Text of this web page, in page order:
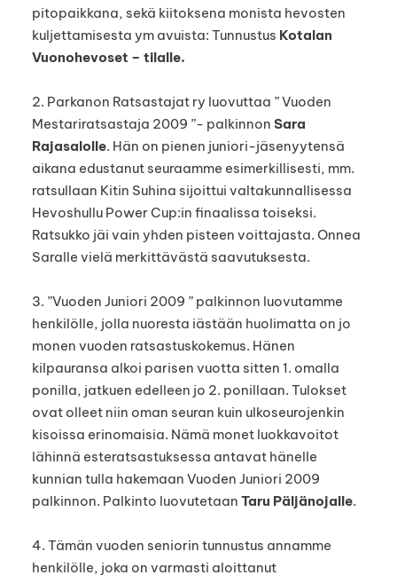
pitopaikkana, sekä kiitoksena monista hevosten
kuljettamisesta ym avuista: Tunnustus Kotalan
Vuonohevoset – tilalle.
2. Parkanon Ratsastajat ry luovuttaa ” Vuoden
Mestariratsastaja 2009 ”- palkinnon Sara
Rajasalolle. Hän on pienen juniori-jäsenyytensä
aikana edustanut seuraamme esimerkillisesti, mm.
ratsullaan Kitin Suhina sijoittui valtakunnallisessa
Hevoshullu Power Cup:in finaalissa toiseksi.
Ratsukko jäi vain yhden pisteen voittajasta. Onnea
Saralle vielä merkittävästä saavutuksesta.
3. ”Vuoden Juniori 2009 ” palkinnon luovutamme
henkilölle, jolla nuoresta iästään huolimatta on jo
monen vuoden ratsastuskokemus. Hänen
kilpauransa alkoi parisen vuotta sitten 1. omalla
ponilla, jatkuen edelleen jo 2. ponillaan. Tulokset
ovat olleet niin oman seuran kuin ulkoseurojenkin
kisoissa erinomaisia. Nämä monet luokkavoitot
lähinnä esteratsastuksessa antavat hänelle
kunnian tulla hakemaan Vuoden Juniori 2009
palkinnon. Palkinto luovutetaan Taru Päljänojalle.
4. Tämän vuoden seniorin tunnustus annamme
henkilölle, joka on varmasti aloittanut